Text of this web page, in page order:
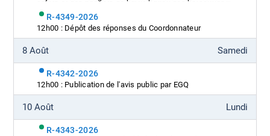
R-4349-2026
12h00 : Dépôt des réponses du Coordonnateur
8 Août Samedi
R-4342-2026
12h00 : Publication de l'avis public par EGQ
10 Août Lundi
R-4343-2026